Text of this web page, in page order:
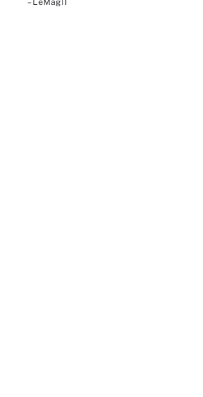
– LeMagIT